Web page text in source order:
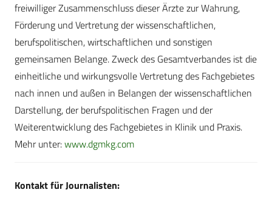
freiwilliger Zusammenschluss dieser Ärzte zur Wahrung,
Förderung und Vertretung der wissenschaftlichen,
berufspolitischen, wirtschaftlichen und sonstigen
gemeinsamen Belange. Zweck des Gesamtverbandes ist die
einheitliche und wirkungsvolle Vertretung des Fachgebietes
nach innen und außen in Belangen der wissenschaftlichen
Darstellung, der berufspolitischen Fragen und der
Weiterentwicklung des Fachgebietes in Klinik und Praxis.
Mehr unter:www.dgmkg.com
Kontakt für Journalisten: